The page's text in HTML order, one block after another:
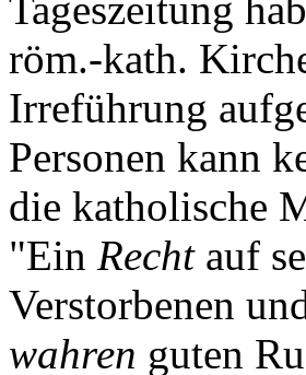
Tageszeitung
röm.-kath.
Irreführung
Personen kann
die katholische
"Ein Rechtauf
Verstorbenen
wahren guten